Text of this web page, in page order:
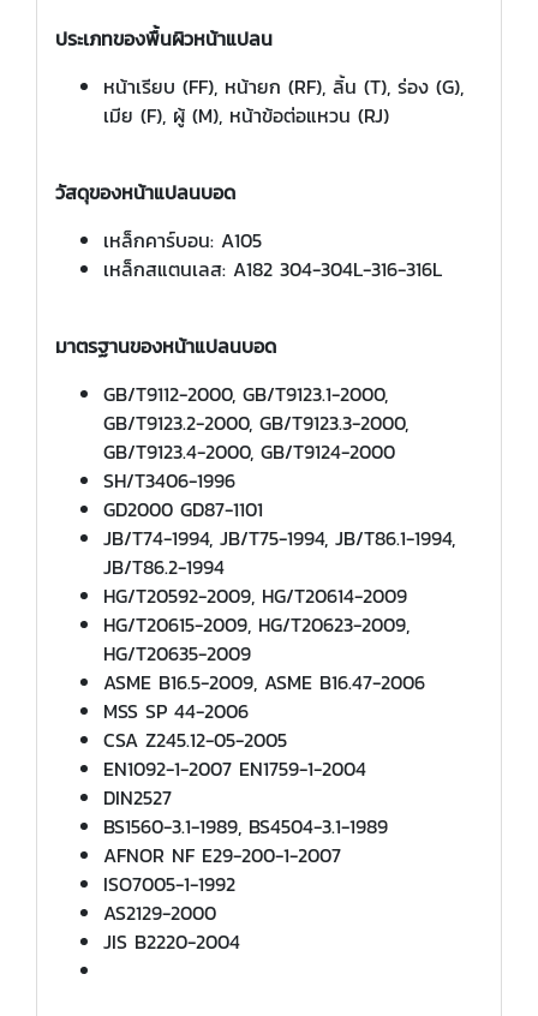
ประเภทของพื้นผิวหน้าแปลน
หน้าเรียบ (FF), หน้ายก (RF), ลิ้น (T), ร่อง (G),
เมีย (F), ผู้ (M), หน้าข้อต่อแหวน (RJ)
วัสดุของหน้าแปลนบอด
เหล็กคาร์บอน: A105
เหล็กสแตนเลส: A182 304-304L-316-316L
มาตรฐานของหน้าแปลนบอด
GB/T9112-2000, GB/T9123.1-2000,
GB/T9123.2-2000, GB/T9123.3-2000,
GB/T9123.4-2000, GB/T9124-2000
SH/T3406-1996
GD2000 GD87-1101
JB/T74-1994, JB/T75-1994, JB/T86.1-1994,
JB/T86.2-1994
HG/T20592-2009, HG/T20614-2009
HG/T20615-2009, HG/T20623-2009,
HG/T20635-2009
ASME B16.5-2009, ASME B16.47-2006
MSS SP 44-2006
CSA Z245.12-05-2005
EN1092-1-2007 EN1759-1-2004
DIN2527
BS1560-3.1-1989, BS4504-3.1-1989
AFNOR NF E29-200-1-2007
ISO7005-1-1992
AS2129-2000
JIS B2220-2004